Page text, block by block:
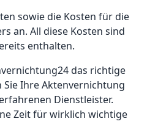
sowie die Kosten für die
an. All diese Kosten sind
enthalten.
das richtige
Ihre Aktenvernichtung
Dienstleister.
Zeit für wirklich wichtige